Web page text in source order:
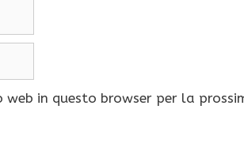
in questo browser per la